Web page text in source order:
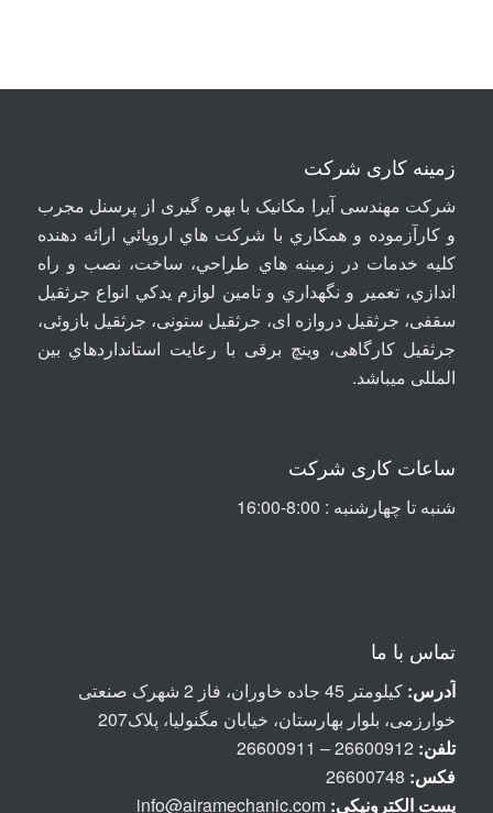
زمینه کاری شرکت
شرکت مهندسی آيرا مکانيک با بهره گیری از پرسنل مجرب
و کارآزموده و همکاري با شرکت هاي اروپائي ارائه دهنده
کلیه خدمات در زمينه هاي طراحي، ساخت، نصب و راه
اندازي، تعمير و نگهداري و تامين لوازم يدکي انواع جرثقيل
سقفی، جرثقيل دروازه ای، جرثقيل ستونی، جرثقيل بازوئی،
جرثقیل کارگاهی، وینچ برقی با رعايت استانداردهاي بين
المللی ميباشد.
ساعات کاری شرکت
شنبه تا چهارشنبه : 8:00-16:00
تماس با ما
آدرس:
کیلومتر 45 جاده خاوران، فاز 2 شهرک صنعتی
خوارزمی، بلوار بهارستان، خیابان مگنولیا، پلاک207
تلفن:
فکس:
پست الكترونيكی: